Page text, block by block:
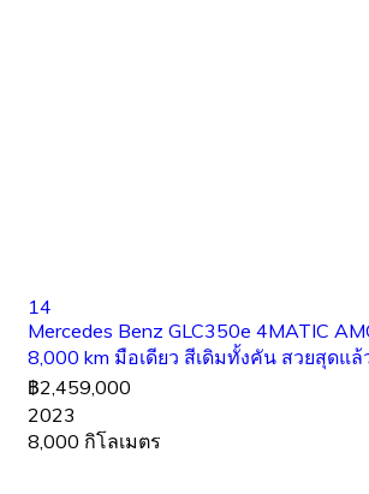
14
Mercedes Benz GLC350e 4MATIC
8,000 km มือเดียว สีเดิมทั้งคัน สวยสุดแ
฿2,459,000
2023
8,000 กิโลเมตร